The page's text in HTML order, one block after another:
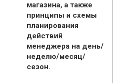
магазина, а также
принципы и схемы
планирования
действий
менеджера на день/
неделю/месяц/
сезон.